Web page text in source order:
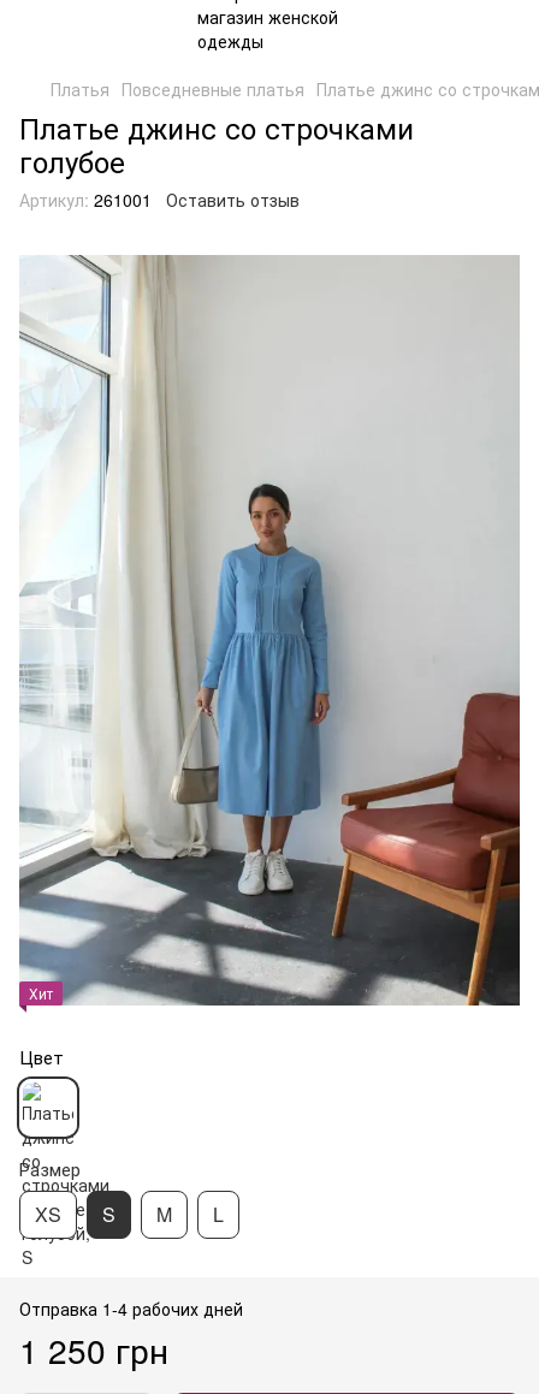
Платья Повседневные платья Платье джинс со
Платье джинс со строчками
голубое
Артикул: 261001 Оставить отзыв
Хит
Цвет
Размер
XS S M L
Отправка 1-4 рабочих дней
1 250 грн